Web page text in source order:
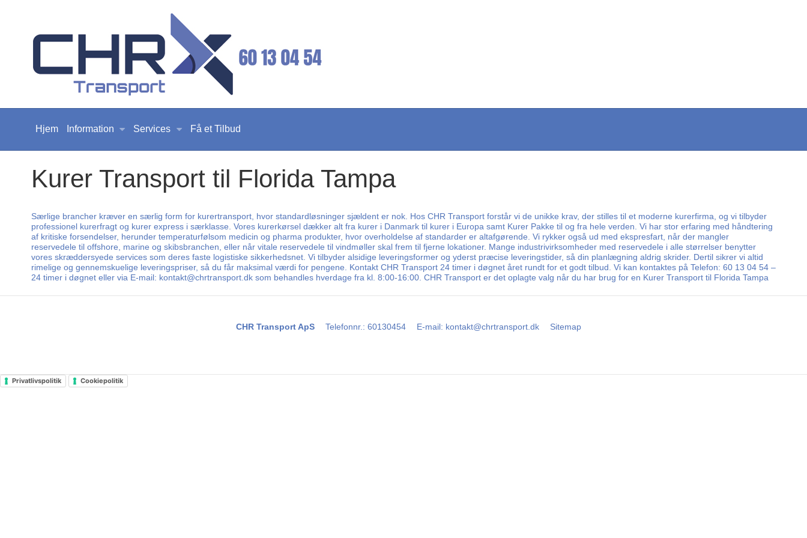
Hjem Information Services Få et Tilbud
Kurer Transport til Florida Tampa
Særlige brancher kræver en særlig form for kurertransport, hvor standardløsninger sjældent er nok. Hos CHR Transport forstår vi de unikke krav, der stilles til et moderne kurerfirma, og vi tilbyder
professionel kurerfragt og kurer express i særklasse. Vores kurerkørsel dækker alt fra kurer i Danmark til kurer i Europa samt Kurer Pakke til og fra hele verden. Vi har stor erfaring med håndtering
af kritiske forsendelser, herunder temperaturfølsom medicin og pharma produkter, hvor overholdelse af standarder er altafgørende. Vi rykker også ud med ekspresfart, når der mangler
reservedele til offshore, marine og skibsbranchen, eller når vitale reservedele til vindmøller skal frem til fjerne lokationer. Mange industrivirksomheder med reservedele i alle størrelser benytter
vores skræddersyede services som deres faste logistiske sikkerhedsnet. Vi tilbyder alsidige leveringsformer og yderst præcise leveringstider, så din planlægning aldrig skrider. Dertil sikrer vi altid
rimelige og gennemskuelige leveringspriser, så du får maksimal værdi for pengene. Kontakt CHR Transport 24 timer i døgnet året rundt for et godt tilbud. Vi kan kontaktes på Telefon: 60 13 04 54 –
24 timer i døgnet eller via E-mail: kontakt@chrtransport.dk som behandles hverdage fra kl. 8:00-16:00. CHR Transport er det oplagte valg når du har brug for en Kurer Transport til Florida Tampa
CHR Transport ApS Telefonnr. : 60130454 E-mail: kontakt@chrtransport.dk Sitemap
Privatlivspolitik Cookiepolitik